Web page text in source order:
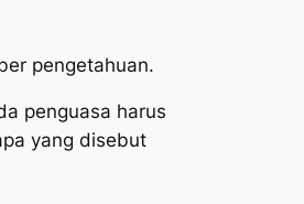
pengetahuan.
penguasa harus
yang disebut